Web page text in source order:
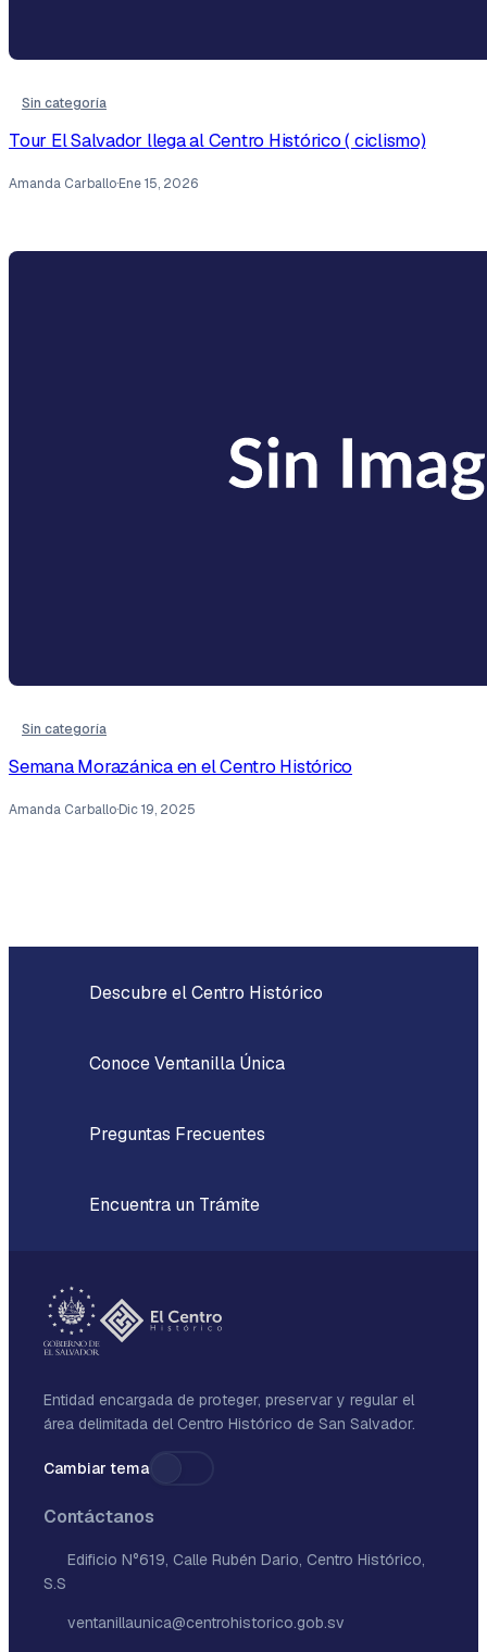
Sin categoría
Tour El Salvador llega al Centro Histórico ( ciclismo)
Amanda Carballo·Ene 15, 2026
Sin categoría
Semana Morazánica en el Centro Histórico
Amanda Carballo·Dic 19, 2025
Descubre el Centro Histórico
Conoce Ventanilla Única
Preguntas Frecuentes
Encuentra un Trámite
Entidad encargada de proteger, preservar y regular el
área delimitada del Centro Histórico de San Salvador.
Cambiar tema
Contáctanos
Edificio N°619, Calle Rubén Dario, Centro Histórico,
S.S
ventanillaunica@centrohistorico.gob.sv